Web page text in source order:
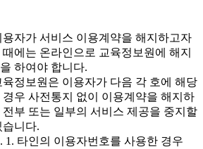
자가 서비스 이용계약을 해지하고자
때에는 온라인으로 교육정보원에 해지
하여야 합니다.
정보원은 이용자가 다음 각 호에 해당
경우 사전통지 없이 이용계약을 해지하
전부 또는 일부의 서비스 제공을 중지할
습니다.
1. 타인의 이용자번호를 사용한 경우